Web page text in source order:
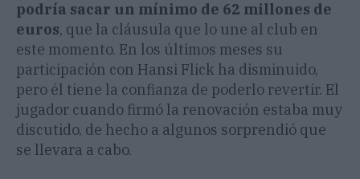
podría sacar un mínimo de 62 millones de
euros, que la cláusula que lo une al club en
este momento. En los últimos meses su
participación con Hansi Flick ha disminuido,
pero él tiene la confianza de poderlo revertir. El
jugador cuando firmó la renovación estaba muy
discutido, de hecho a algunos sorprendió que
se llevara a cabo.